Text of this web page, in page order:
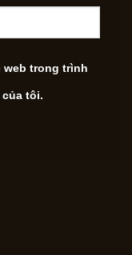
web trong trình
tôi.